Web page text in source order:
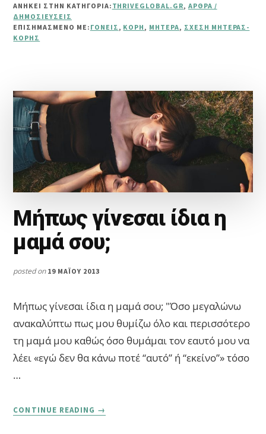
ΜΗΤΈΡΑΣ
ΚΌΡΗΣ
ΑΝΗΚΕΙ ΣΤΗΝ ΚΑΤΗΓΟΡΙΑ: THRIVEGLOBAL.GR, ΆΡΘΡΑ /
ΔΗΜΟΣΙΕΎΣΕΙΣ
ΕΠΙΣΗΜΑΣΜΈΝΟ ΜΕ: ΓΟΝΕΊΣ , ΚΌΡΗ , ΜΗΤΈΡΑ, ΣΧΈΣΗ ΜΗΤΈΡΑΣ-
ΚΌΡΗΣ
Μήπως γίνεσαι ίδια η
μαμά σου;
posted on 19 ΜΑΪ́ΟΥ 2013
Μήπως γίνεσαι ίδια η μαμά σου; "Όσο μεγαλώνω
ανακαλύπτω πως μου θυμίζω όλο και περισσότερο
τη μαμά μου καθώς όσο θυμάμαι τον εαυτό μου να
λέει «εγώ δεν θα κάνω ποτέ “αυτό” ή “εκείνο”» τόσο
…
CONTINUE READING
ABOUT
→